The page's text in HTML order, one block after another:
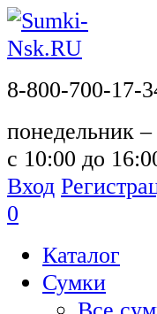
8-800-700-17-
понедельник
с 10:00 до
Вход
0
Каталог
Сумки